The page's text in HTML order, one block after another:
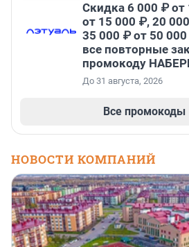
Скидка 6 000 ₽
от 15 000 ₽, 20
35 000 ₽ от 50
все повторные
промокоду
До 31 августа, 2026
Все промокоды
НОВОСТИ КОМПАНИЙ